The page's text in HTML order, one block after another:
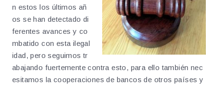
n estos los últimos añ
os se han detectado di
ferentes avances y co
mbatido con esta ilegal
idad, pero seguimos tr
abajando fuertemente contra esto, para ello también nec
esitamos la cooperaciones de bancos de otros países y